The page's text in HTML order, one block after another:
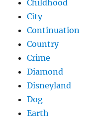
Childhood
City
Continuation
Country
Crime
Diamond
Disneyland
Dog
Earth